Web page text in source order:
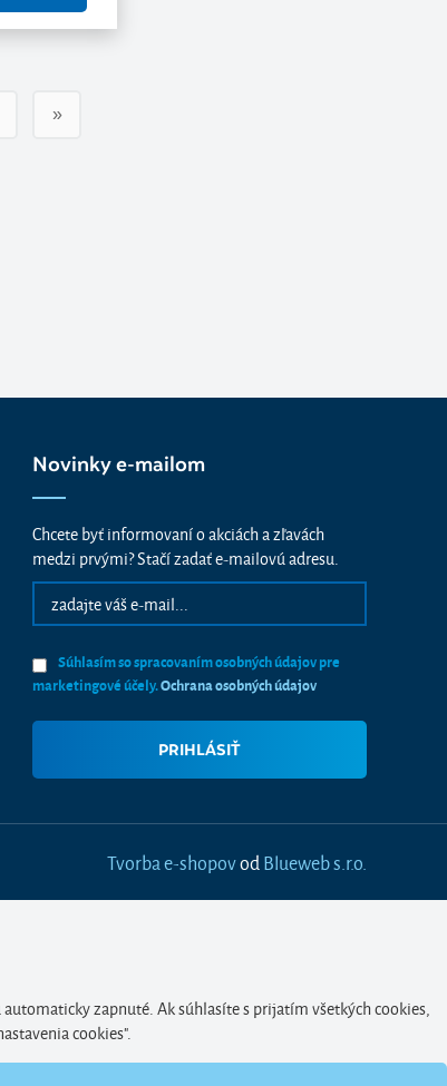
»
Novinky e-mailom
Chcete byť informovaní o akciách a zľavách
medzi prvými? Stačí zadať e-mailovú adresu.
Súhlasím so spracovaním osobných údajov pre
marketingové účely.Ochrana osobných údajov
Tvorba e-shopovod Blueweb s.r.o.
zapnuté. Ak súhlasíte s prijatím všetkých cookies,
cookies".